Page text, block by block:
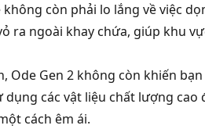
còn phải lo lắng về việc
ra ngoài khay chứa, giúp khu
Gen 2 không còn khiến
các vật liệu chất lượng cao
cách êm ái.